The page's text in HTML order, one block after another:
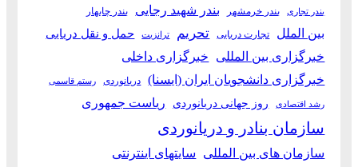
بندر تجاری بندر خرمشهر بندر شهید رجایی بندر چابهار
بین الملل تجارت دریایی تحریم ترانزیت حمل و نقل دریایی
خبرگزاری بین المللی خبرگزاری داخلی
خبرگزاری دانشجویان ایران (ایسنا)
دریانوردی رستم قاسمی
رشد اقتصادی روز جهانی دریانوردی ریاست جمهوری
سازمان بنادر و دریانوردی
سازمان های بین المللی سایتهای اینترنتی